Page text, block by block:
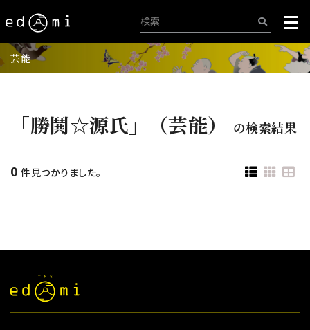
芸能
「勝鬨☆源氏」（芸能） の検索結果
0 件見つかりました。